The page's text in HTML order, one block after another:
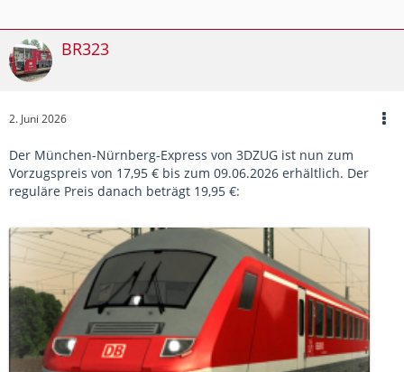
BR323
2. Juni 2026
Der München-Nürnberg-Express von 3DZUG ist nun zum
Vorzugspreis von 17,95 € bis zum 09.06.2026 erhältlich. Der
reguläre Preis danach beträgt 19,95 €: